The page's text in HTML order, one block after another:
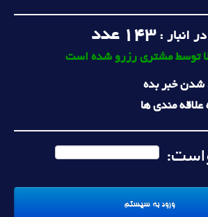
انبار :143 عدد
توسط مشتری رزرو شده است
خبر بده
علاقه مندی ها